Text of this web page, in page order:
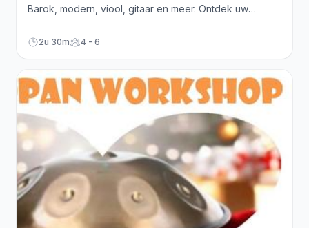
Barok, modern, viool, gitaar en meer. Ontdek uw
2u 30m 4 - 6